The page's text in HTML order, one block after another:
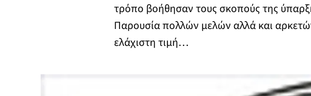
τρόπο βοήθησαν τους σκοπούς της
Παρουσία πολλών μελών αλλά και
ελάχιστη τιμή…